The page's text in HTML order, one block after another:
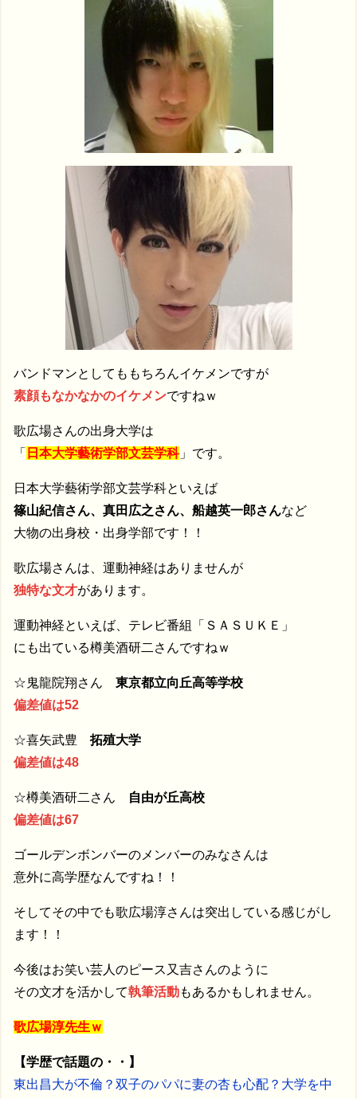
バンドマンとしてももちろんイケメンですが
素顔もなかなかのイケメンですねｗ
歌広場さんの出身大学は
「 日本大学藝術学部文芸学科」です。
日本大学藝術学部文芸学科といえば
篠山紀信さん、真田広之さん、船越英一郎さんなど
大物の出身校・出身学部です！！
歌広場さんは、運動神経はありませんが
独特な文才があります。
運動神経といえば、テレビ番組「ＳＡＳＵＫＥ」
にも出ている樽美酒研二さんですねｗ
☆鬼龍院翔さん 東京都立向丘高等学校
偏差値は52
☆喜矢武豊 拓殖大学
偏差値は48
☆樽美酒研二さん
自由が丘高校
偏差値は67
ゴールデンボンバーのメンバーのみなさんは
意外に高学歴なんですね！！
そしてその中でも歌広場淳さんは突出している感じがし
ます！！
今後はお笑い芸人のピース又吉さんのように
その文才を活かして執筆活動もあるかもしれません。
歌広場淳先生ｗ
【学歴で話題の・・】
東出昌大が不倫？双子のパパに妻の杏も心配？大学を中